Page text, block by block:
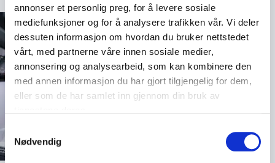
annonser et personlig preg, for å levere sosiale
mediefunksjoner og for å analysere trafikken vår. Vi deler
dessuten informasjon om hvordan du bruker nettstedet
vårt, med partnerne våre innen sosiale medier,
annonsering og analysearbeid, som kan kombinere den
med annen informasjon du har gjort tilgjengelig for dem,
eller som de har samlet inn gjennom din bruk av
Samtykkevalg
Nødvendig